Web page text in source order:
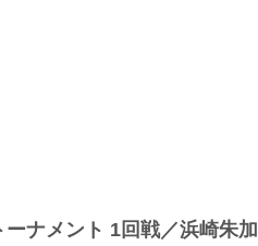
ナメント 1回戦／浜崎朱加